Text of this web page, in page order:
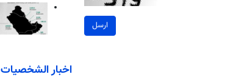
ارسل
اخبار الشخصيات